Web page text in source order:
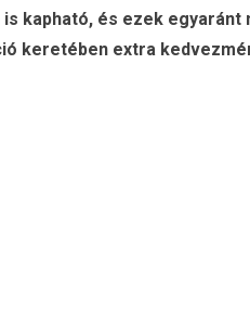
kapható, és ezek
keretében extra